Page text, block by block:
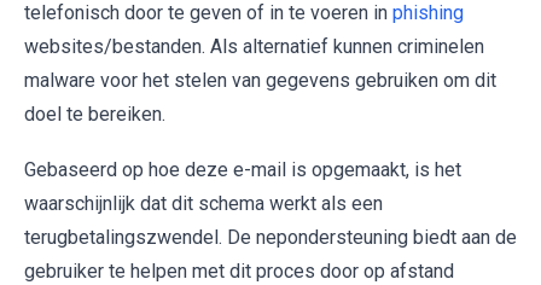
telefonisch door te geven of in te voeren in phishing
websites/bestanden. Als alternatief kunnen criminelen
malware voor het stelen van gegevens gebruiken om dit
doel te bereiken.
Gebaseerd op hoe deze e-mail is opgemaakt, is het
waarschijnlijk dat dit schema werkt als een
terugbetalingszwendel. De nepondersteuning biedt aan de
gebruiker te helpen met dit proces door op afstand